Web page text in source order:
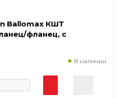
Ballomax КШТ
фланец, с
В наличии